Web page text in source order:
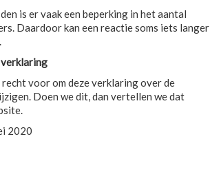
is er vaak een beperking in het aantal
Daardoor kan een reactie soms iets langer
voor om deze verklaring over de
Doen we dit, dan vertellen we dat
2020